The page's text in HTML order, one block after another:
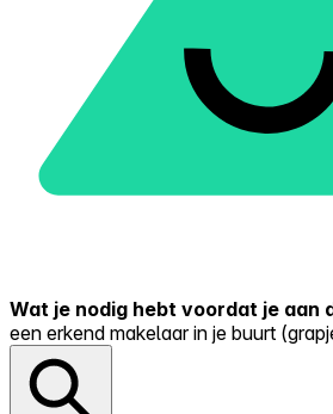
Wat je nodig hebt voordat je aan
een erkend makelaar in je buurt